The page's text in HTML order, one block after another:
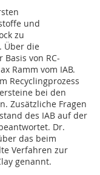
und
zu
Über die
von RC-
Ramm vom IAB.
Recyclingprozess
bei den
Zusätzliche Fragen
des IAB auf der
Dr.
das beim
Verfahren zur
genannt.